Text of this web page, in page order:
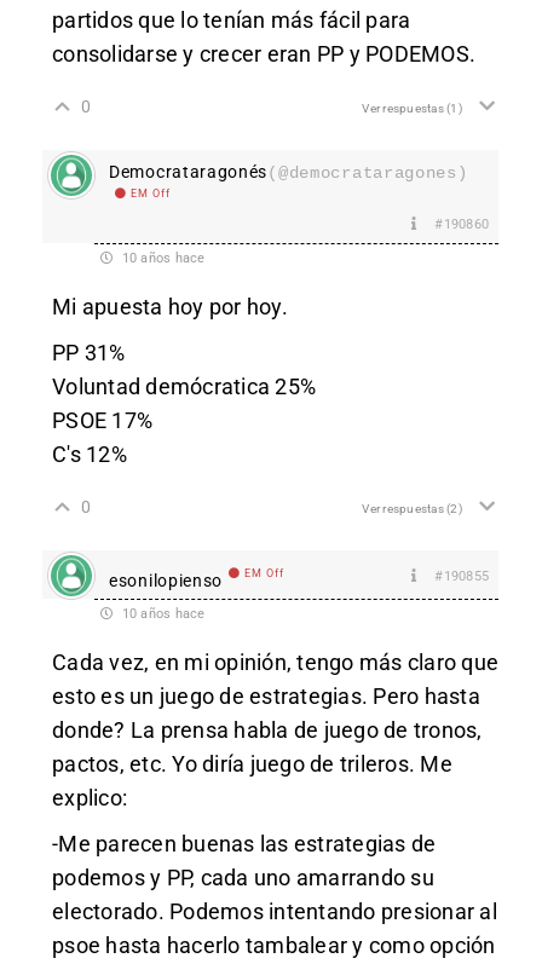
partidos que lo tenían más fácil para
consolidarse y crecer eran PP y PODEMOS.
0 Ver respuestas(1)
Democrataragonés(@democrataragones)
EM Off
#190860
10 años hace
Mi apuesta hoy por hoy.
PP 31%
Voluntad demócratica 25%
PSOE 17%
C's 12%
0 Ver respuestas(2)
esonilopienso EM Off #190855
10 años hace
Cada vez, en mi opinión, tengo más claro que
esto es un juego de estrategias. Pero hasta
donde? La prensa habla de juego de tronos,
pactos, etc. Yo diría juego de trileros. Me
explico:
-Me parecen buenas las estrategias de
podemos y PP, cada uno amarrando su
electorado. Podemos intentando presionar al
psoe hasta hacerlo tambalear y como opción